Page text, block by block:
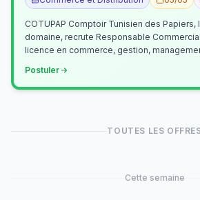
COTUPAP Comptoir Tunisien des Papiers,
domaine, recrute Responsable Commercial Titulaire d’une
licence en commerce, gestion, management
Postuler
TOUTES LES
Cette semaine